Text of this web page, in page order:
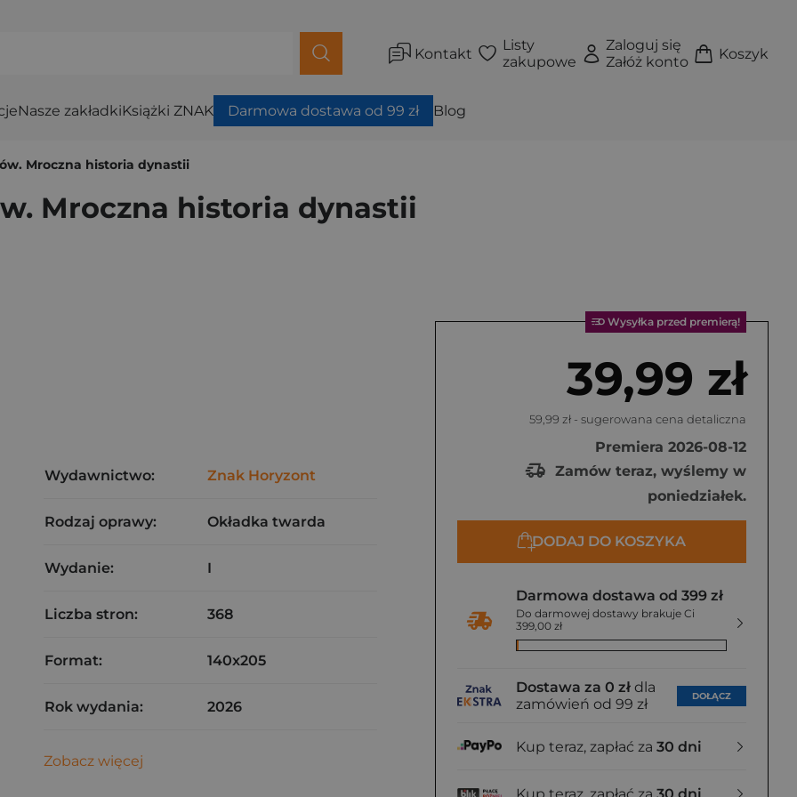
Kontakt
Listy
zakupowe
Zaloguj się
Załóż konto
Koszyk
Nasze zakładkiKsiążki ZNAK Darmowa dostawa od 99 zł Blog
Mroczna historia dynastii
Mroczna historia dynastii
Wysyłka przed premierą!
39,99 zł
59,99 zł - sugerowana cena detaliczna
Premiera 2026-08-12
Zamów teraz, wyślemy w
poniedziałek.
DODAJ DO KOSZYKA
Darmowa dostawa od 399 zł
Do darmowej dostawy brakuje Ci
399,00 zł
Dostawa za 0 zł dla
zamówień od 99 zł
DOŁĄCZ
Kup teraz, zapłać za 30 dni
Kup teraz, zapłać za 30 dni
Wydawnictwo: Znak Horyzont
Rodzaj oprawy: Okładka twarda
Wydanie: I
Liczba stron: 368
Format: 140x205
Rok wydania: 2026
Zobacz więcej